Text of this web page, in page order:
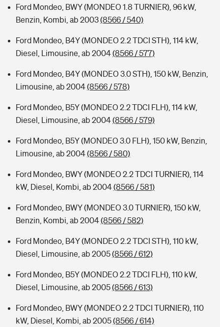
Ford Mondeo, BWY (MONDEO 1.8 TURNIER), 96 kW,
Benzin, Kombi, ab 2003(8566 / 540)
Ford Mondeo, B4Y (MONDEO 2.2 TDCI STH), 114 kW,
Diesel, Limousine, ab 2004(8566 / 577)
Ford Mondeo, B4Y (MONDEO 3.0 STH), 150 kW, Benzin,
Limousine, ab 2004(8566 / 578)
Ford Mondeo, B5Y (MONDEO 2.2 TDCI FLH), 114 kW,
Diesel, Limousine, ab 2004(8566 / 579)
Ford Mondeo, B5Y (MONDEO 3.0 FLH), 150 kW, Benzin,
Limousine, ab 2004(8566 / 580)
Ford Mondeo, BWY (MONDEO 2.2 TDCI TURNIER), 114
kW, Diesel, Kombi, ab 2004(8566 / 581)
Ford Mondeo, BWY (MONDEO 3.0 TURNIER), 150 kW,
Benzin, Kombi, ab 2004(8566 / 582)
Ford Mondeo, B4Y (MONDEO 2.2 TDCI STH), 110 kW,
Diesel, Limousine, ab 2005(8566 / 612)
Ford Mondeo, B5Y (MONDEO 2.2 TDCI FLH), 110 kW,
Diesel, Limousine, ab 2005(8566 / 613)
Ford Mondeo, BWY (MONDEO 2.2 TDCI TURNIER), 110
kW, Diesel, Kombi, ab 2005(8566 / 614)